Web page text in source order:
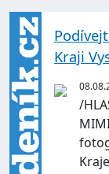
Kraji
/